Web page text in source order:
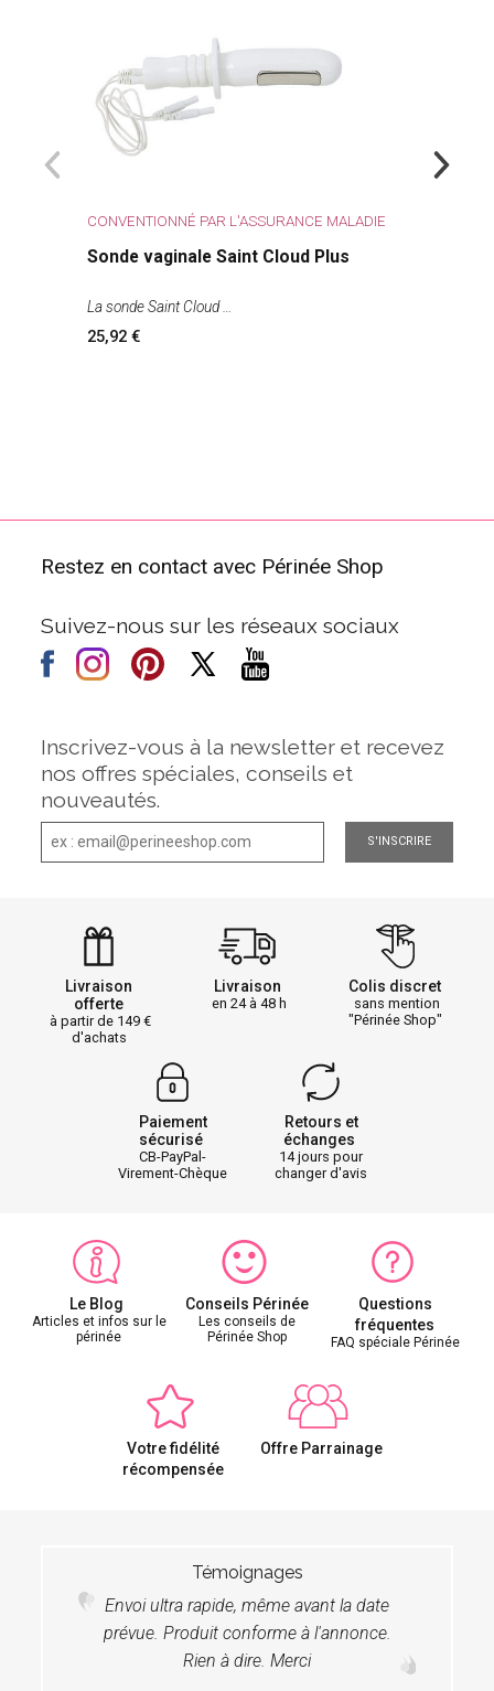
CONVENTIONNÉ PAR L'ASSURANCE MALADIE
Sonde vaginale Saint Cloud Plus
La sonde Saint Cloud
25,92
Restez en contact avec Périnée Shop
Suivez-nous sur les réseaux sociaux
Inscrivez-vous à la newsletter et recevez
nos offres spéciales, conseils et
nouveautés.
S'INSCRIRE
Livraison
offerte
à partir de 149
d'achats
Livraison
en 24 à 48 h
Colis discret
sans mention
"Périnée Shop"
Paiement
sécurisé
CB-PayPal-
Virement-Chèque
Retours et
échanges
14 jours pour
changer d'avis
Le Blog
Articles et infos sur le
périnée
Conseils Périnée
Les conseils de
Périnée Shop
Questions
fréquentes
FAQ spéciale Périnée
Votre fidélité
récompensée
Offre Parrainage
Témoignages
Envoi ultra rapide, même avant la date
prévue. Produit conforme à l'annonce.
Rien à dire. Merci